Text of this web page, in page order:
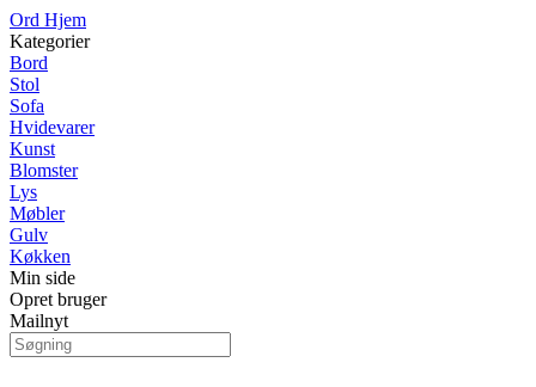
Ord Hjem
Kategorier
Bord
Stol
Sofa
Hvidevarer
Kunst
Blomster
Lys
Møbler
Gulv
Køkken
Min side
Opret bruger
Mailnyt